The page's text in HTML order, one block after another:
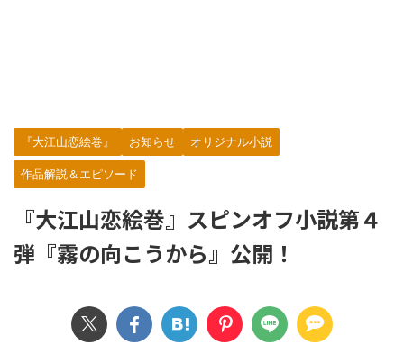
『大江山恋絵巻』 お知らせ オリジナル小説
作品解説＆エピソード
『大江山恋絵巻』スピンオフ小説第４
弾『霧の向こうから』公開！